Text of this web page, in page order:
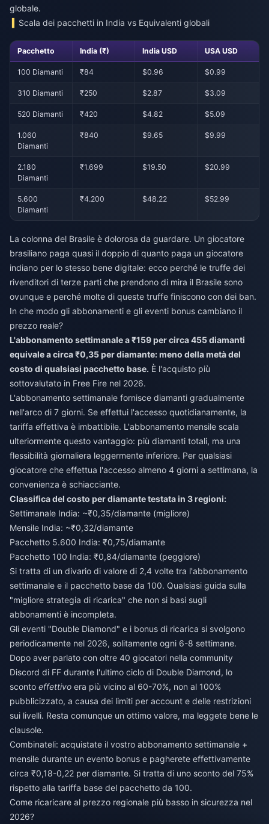
globale.
Scala dei pacchetti in India vs Equivalenti globali
Pacchetto India (₹) India USD USA USD
100 Diamanti ₹84 $0.96 $0.99
310 Diamanti ₹250 $2.87 $3.09
520 Diamanti ₹420 $4.82 $5.09
1.060
Diamanti
₹840 $9.65 $9.99
2.180
Diamanti
₹1.699 $19.50 $20.99
5.600
Diamanti
₹4.200 $48.22 $52.99
La colonna del Brasile è dolorosa da guardare. Un giocatore
brasiliano paga quasi il doppio di quanto paga un giocatore
indiano per lo stesso bene digitale: ecco perché le truffe dei
rivenditori di terze parti che prendono di mira il Brasile sono
ovunque e perché molte di queste truffe finiscono con dei ban.
In che modo gli abbonamenti e gli eventi bonus cambiano il
prezzo reale?
L'abbonamento settimanale a ₹159 per circa 455 diamanti
equivale a circa ₹0,35 per diamante: meno della metà del
costo di qualsiasi pacchetto base. È l'acquisto più
sottovalutato in Free Fire nel 2026.
L'abbonamento settimanale fornisce diamanti gradualmente
nell'arco di 7 giorni. Se effettui l'accesso quotidianamente, la
tariffa effettiva è imbattibile. L'abbonamento mensile scala
ulteriormente questo vantaggio: più diamanti totali, ma una
flessibilità giornaliera leggermente inferiore. Per qualsiasi
giocatore che effettua l'accesso almeno 4 giorni a settimana, la
convenienza è schiacciante.
Classifica del costo per diamante testata in 3 regioni:
Settimanale India: ~₹0,35/diamante (migliore)
Mensile India: ~₹0,32/diamante
Pacchetto 5.600 India: ₹0,75/diamante
Pacchetto 100 India: ₹0,84/diamante (peggiore)
Si tratta di un divario di valore di 2,4 volte tra l'abbonamento
settimanale e il pacchetto base da 100. Qualsiasi guida sulla
"migliore strategia di ricarica" che non si basi sugli
abbonamenti è incompleta.
Gli eventi "Double Diamond" e i bonus di ricarica si svolgono
periodicamente nel 2026, solitamente ogni 6-8 settimane.
Dopo aver parlato con oltre 40 giocatori nella community
Discord di FF durante l'ultimo ciclo di Double Diamond, lo
sconto effettivo era più vicino al 60-70%, non al 100%
pubblicizzato, a causa dei limiti per account e delle restrizioni
sui livelli. Resta comunque un ottimo valore, ma leggete bene le
clausole.
Combinateli: acquistate il vostro abbonamento settimanale +
mensile durante un evento bonus e pagherete effettivamente
circa ₹0,18-0,22 per diamante. Si tratta di uno sconto del 75%
rispetto alla tariffa base del pacchetto da 100.
Come ricaricare al prezzo regionale più basso in sicurezza nel
2026?